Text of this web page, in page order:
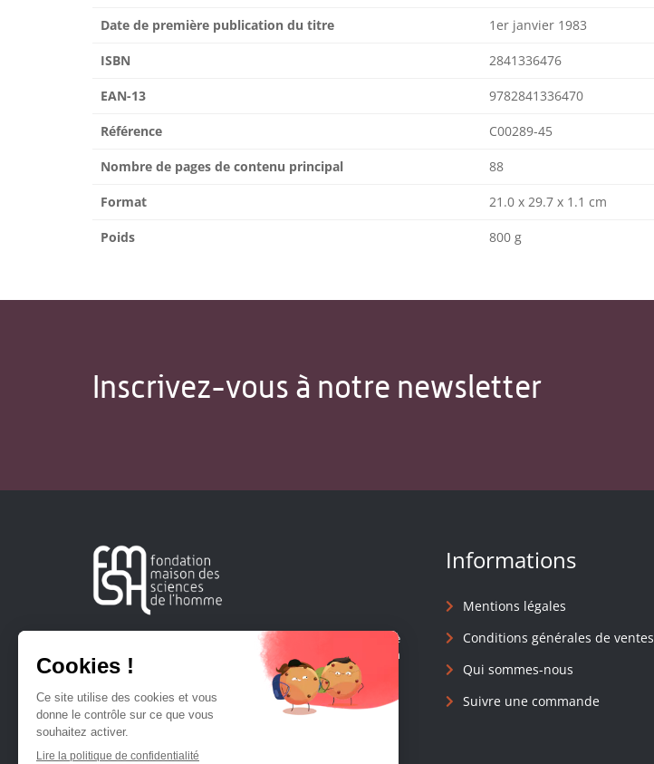
Date de première publication du titre 1er janvier 1983
ISBN 2841336476
EAN-13 9782841336470
Référence C00289-45
Nombre de pages de contenu principal 88
Format 21.0 x 29.7 x 1.1 cm
Poids 800 g
Inscrivez-vous à notre newsletter
Créée en 1963, la Fondation Maison Sciences de l'Homme
soutient la recherche et la diffusion des connaissances en
sciences humaines et sociales.
Informations
Mentions légales
Conditions générales de ventes
Qui sommes-nous
Suivre une commande